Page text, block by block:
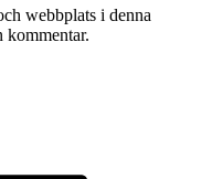
webbplats i denna
kommentar.